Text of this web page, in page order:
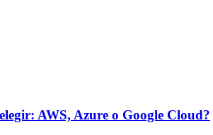
AWS, Azure o Google Cloud?